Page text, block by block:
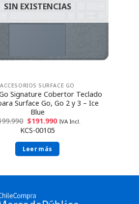
SIN EXISTENCIAS
ACCESORIOS SURFACE GO
Signature Cobertor Teclado
Surface Go, Go 2 y 3 – Ice
Blue
$191.990 IVA Incl.
KCS-00105
Leer más